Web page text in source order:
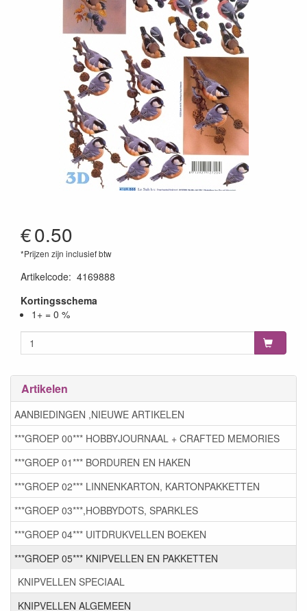
€0.50
*Prijzen zijn inclusief btw
Artikelcode: 4169888
Kortingsschema
1+ = 0 %
Artikelen
AANBIEDINGEN ,NIEUWE ARTIKELEN
***GROEP 00*** HOBBYJOURNAAL + CRAFTED MEMORIES
***GROEP 01*** BORDUREN EN HAKEN
***GROEP 02*** LINNENKARTON, KARTONPAKKETTEN
***GROEP 03***,HOBBYDOTS, SPARKLES
***GROEP 04*** UITDRUKVELLEN BOEKEN
***GROEP 05*** KNIPVELLEN EN PAKKETTEN
KNIPVELLEN SPECIAAL
KNIPVELLEN ALGEMEEN